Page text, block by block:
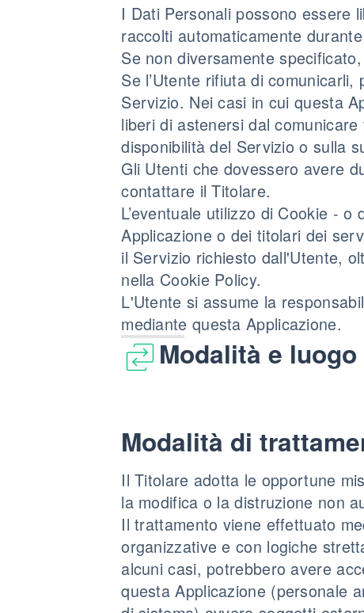
I Dati Personali possono essere
raccolti automaticamente
Se non diversamente
Se l’Utente rifiuta di
Servizio. Nei casi in cui questa
liberi di astenersi dal
disponibilità del Servizio o sulla
Gli Utenti che dovessero avere
contattare il Titolare.
L’eventuale utilizzo di Cookie -
Applicazione o dei titolari dei
il Servizio richiesto dall'Utente,
nella Cookie Policy.
L'Utente si assume la
mediante questa Applicazione.
Modalità e
Modalità di
Il Titolare adotta le opportune
la modifica o la distruzione non
Il trattamento viene effettuato
organizzative e con logiche
alcuni casi, potrebbero avere
questa Applicazione (personale